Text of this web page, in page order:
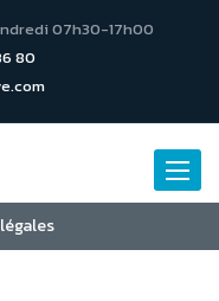
07h30-17h00
80
Toggle